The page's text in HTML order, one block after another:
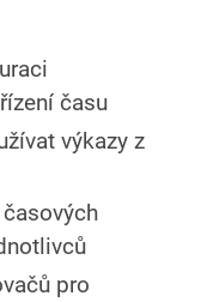
času
výkazy z
pro